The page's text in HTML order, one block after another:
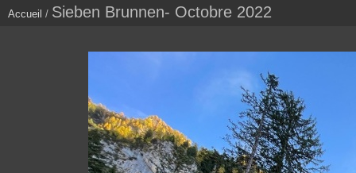
Accueil / Sieben Brunnen- Octobre 2022